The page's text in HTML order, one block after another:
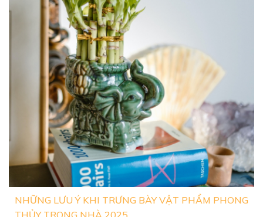
NHỮNG LƯU Ý KHI TRƯNG BÀY VẬT PHẨM PHONG
THỦY TRONG NHÀ 2025
VILLA TRẢNG BOM: HIỆN ĐẠI CHO ĐẠI GIA
Xem Thêm